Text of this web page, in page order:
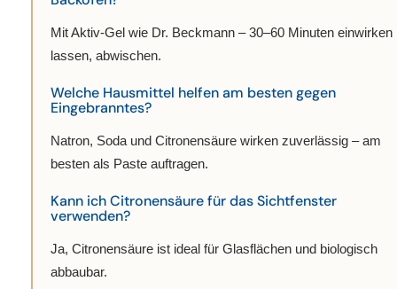
Mit Aktiv-Gel wie Dr. Beckmann – 30–60 Minuten einwirken
lassen, abwischen.
Welche Hausmittel helfen am besten gegen
Eingebranntes?
Natron, Soda und Citronensäure wirken zuverlässig – am
besten als Paste auftragen.
Kann ich Citronensäure für das Sichtfenster
verwenden?
Ja, Citronensäure ist ideal für Glasflächen und biologisch
abbaubar.